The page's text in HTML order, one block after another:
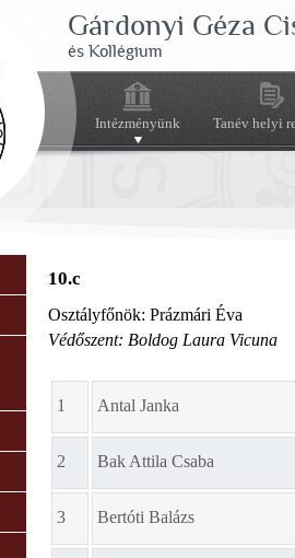
Gárdonyi Géza
és Kollégium
Intézményünk Tanév helyi
10.c
Osztályfőnök: Prázmári Éva
Védőszent: Boldog Laura Vicuna
1 Antal Janka
2 Bak Attila Csaba
3 Bertóti Balázs